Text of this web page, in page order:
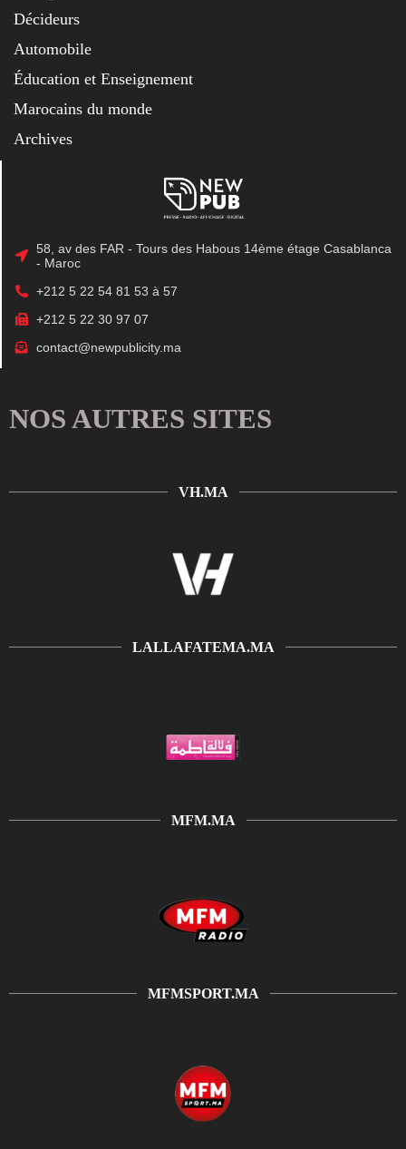
Décideurs
Automobile
Éducation et Enseignement
Marocains du monde
Archives
58, av des FAR - Tours des Habous 14ème étage Casablanca
- Maroc
+212 5 22 54 81 53 à 57
+212 5 22 30 97 07
contact@newpublicity.ma
NOS AUTRES SITES
VH.MA
LALLAFATEMA.MA
MFM.MA
MFMSPORT.MA